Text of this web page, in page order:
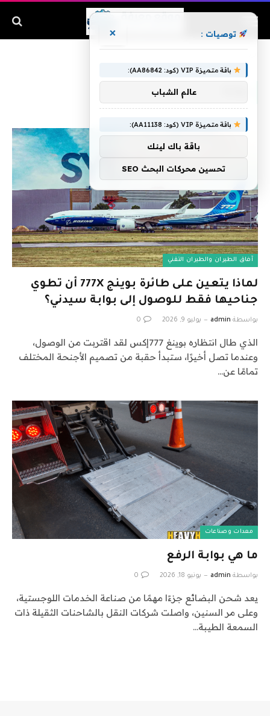
آفاق الطيران والطيران التقني
لماذا يتعين على طائرة بوينج 777X أن تطوي
جناحيها فقط للوصول إلى بوابة سيدني؟
بواسطة admin يوليو 9, 2026 0
الذي طال انتظاره بوينغ 777إكس لقد اقتربت من الوصول،
وعندما تصل أخيرًا، ستبدأ حقبة من تصميم الأجنحة المختلف
تمامًا عن…
معدات وصناعات
ما هي بوابة الرفع
بواسطة admin يونيو 18, 2026 0
يعد شحن البضائع جزءًا مهمًا من صناعة الخدمات اللوجستية،
وعلى مر السنين، واصلت شركات النقل بالشاحنات الثقيلة ذات
السمعة الطيبة…
توصيات : ×
باقة متميزة VIP (كود: AA86842):
عالم الشباب
باقة متميزة VIP (كود: AA11138):
باقة باك لينك
تحسين محركات البحث SEO